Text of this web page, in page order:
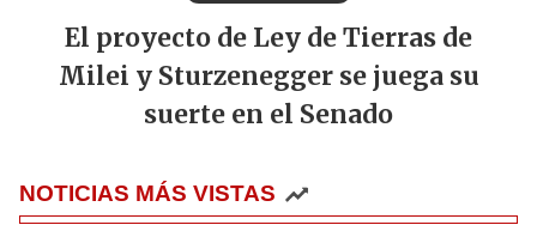
El proyecto de Ley de Tierras de
Milei y Sturzenegger se juega su
suerte en el Senado
NOTICIAS MÁS VISTAS